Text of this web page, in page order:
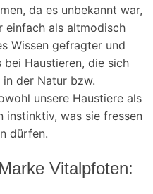
da es unbekannt war,
einfach als altmodisch
Wissen gefragter und
Haustieren, die sich
der Natur bzw.
unsere Haustiere als
instinktiv, was sie fressen
dürfen.
Vitalpfoten: